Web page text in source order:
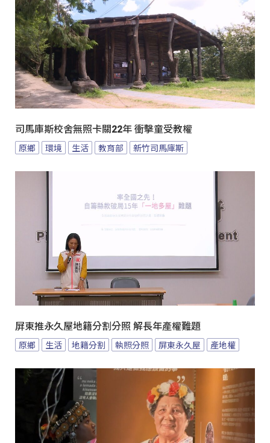
司馬庫斯校舍無照卡關22年 衝擊童受教權
原鄉 環境 生活 教育部 新竹司馬庫斯
屏東推永久屋地籍分割分照 解長年產權難題
原鄉 生活 地籍分割 執照分照 屏東永久屋 產地權